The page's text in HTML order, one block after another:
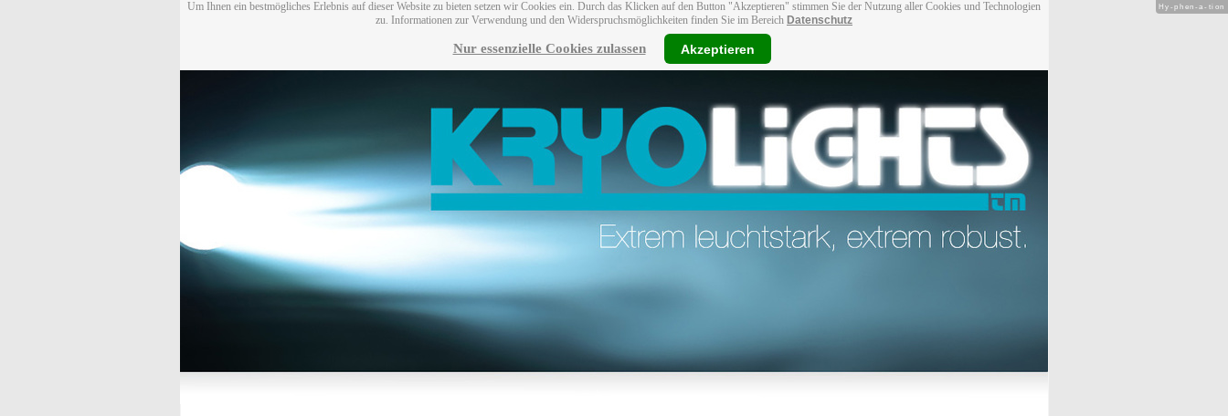
Um Ihnen ein bestmögliches Erlebnis auf dieser Website zu bieten setzen wir Cookies ein. Durch das Klicken auf den Button "Akzeptieren" stimmen Sie der Nutzung aller Cookies und Technologien
zu. Informationen zur Verwendung und den Widerspruchsmöglichkeiten finden Sie im Bereich Datenschutz
Nur essenzielle Cookies zulassen Akzeptieren
Hy-phen-a-tion